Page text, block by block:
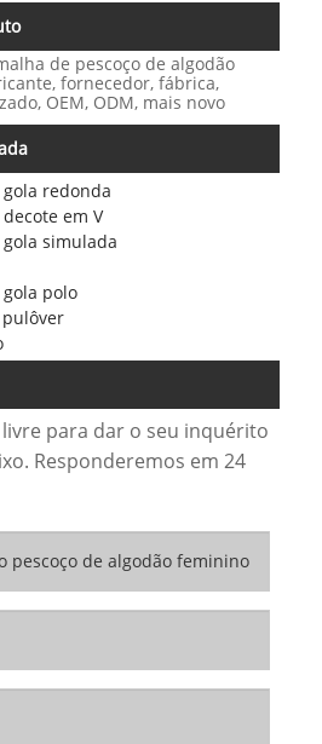
de pescoço de algodão
fornecedor, fábrica,
OEM, ODM, mais novo
redonda
em V
simulada
polo
para dar o seu inquérito
Responderemos em 24